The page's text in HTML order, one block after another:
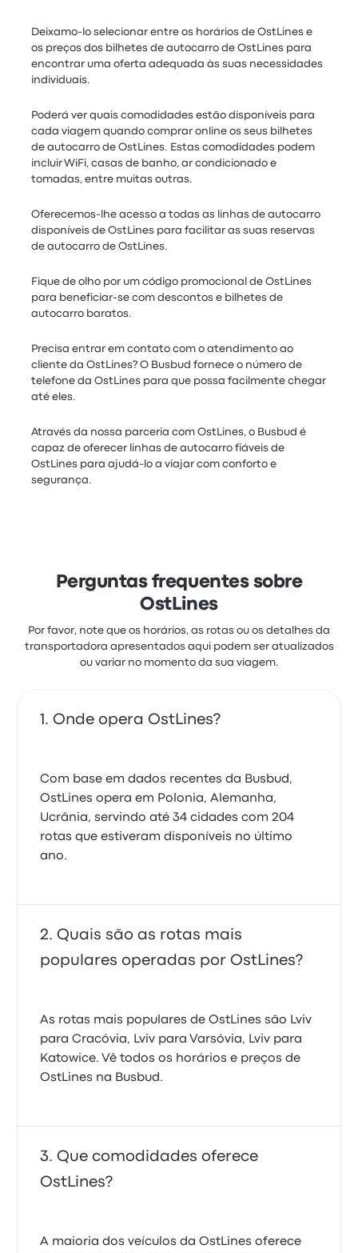
Deixamo-lo selecionar entre os horários de OstLines e
os preços dos bilhetes de autocarro de OstLines para
encontrar uma oferta adequada às suas necessidades
individuais.
Poderá ver quais comodidades estão disponíveis para
cada viagem quando comprar online os seus bilhetes
de autocarro de OstLines. Estas comodidades podem
incluir WiFi, casas de banho, ar condicionado e
tomadas, entre muitas outras.
Oferecemos-lhe acesso a todas as linhas de autocarro
disponíveis de OstLines para facilitar as suas reservas
de autocarro de OstLines.
Fique de olho por um código promocional de OstLines
para beneficiar-se com descontos e bilhetes de
autocarro baratos.
Precisa entrar em contato com o atendimento ao
cliente da OstLines? O Busbud fornece o número de
telefone da OstLines para que possa facilmente chegar
até eles.
Através da nossa parceria com OstLines, o Busbud é
capaz de oferecer linhas de autocarro fiáveis de
OstLines para ajudá-lo a viajar com conforto e
segurança.
Perguntas frequentes sobre
OstLines
Por favor, note que os horários, as rotas ou os detalhes da
transportadora apresentados aqui podem ser atualizados
ou variar no momento da sua viagem.
Onde opera OstLines?
Com base em dados recentes da Busbud,
OstLines opera em Polonia, Alemanha,
Ucrânia, servindo até 34 cidades com 204
rotas que estiveram disponíveis no último
ano.
Quais são as rotas mais
populares operadas por OstLines?
As rotas mais populares de OstLines são Lviv
para Cracóvia, Lviv para Varsóvia, Lviv para
Katowice. Vê todos os horários e preços de
OstLines na Busbud.
Que comodidades oferece
OstLines?
A maioria dos veículos da OstLines oferece